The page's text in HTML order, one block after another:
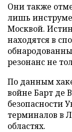
Они также
лишь
Москвой.
находятся в
резонанс не
По данным
войне Барт де
безопасности
терминалов в
областях.